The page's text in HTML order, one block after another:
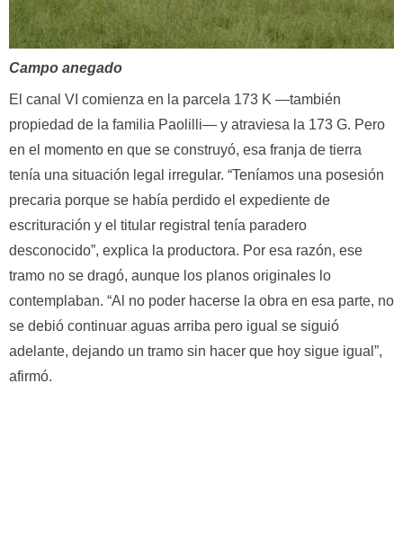
Campo anegado
El canal VI comienza en la parcela 173 K —también
propiedad de la familia Paolilli— y atraviesa la 173 G. Pero
en el momento en que se construyó, esa franja de tierra
tenía una situación legal irregular. “Teníamos una posesión
precaria porque se había perdido el expediente de
escrituración y el titular registral tenía paradero
desconocido”, explica la productora. Por esa razón, ese
tramo no se dragó, aunque los planos originales lo
contemplaban. “Al no poder hacerse la obra en esa parte, no
se debió continuar aguas arriba pero igual se siguió
adelante, dejando un tramo sin hacer que hoy sigue igual”,
afirmó.